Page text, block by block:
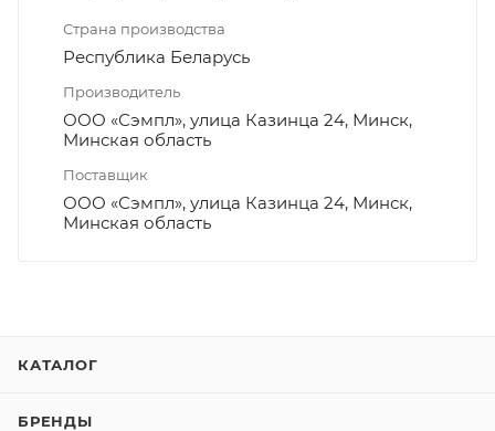
Страна производства
Республика Беларусь
Производитель
ООО «Сэмпл», улица Казинца 24, Минск,
Минская область
Поставщик
ООО «Сэмпл», улица Казинца 24, Минск,
Минская область
КАТАЛОГ
БРЕНДЫ